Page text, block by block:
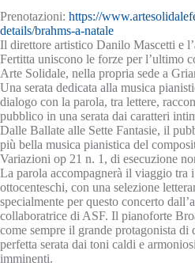
Prenotazioni: https://
details/brahms-a-natale
Il direttore artistico Danilo Mascetti e
Fertitta uniscono le forze per l’ultimo
Arte Solidale, nella propria sede a
Una serata dedicata alla musica
dialogo con la parola, tra lettere,
pubblico in una serata dai caratteri
Dalle Ballate alle Sette Fantasie, il
più bella musica pianistica del
Variazioni op 21 n. 1, di esecuzione
La parola accompagnerà il viaggio tra
ottocenteschi, con una selezione
specialmente per questo concerto
collaboratrice di ASF. Il pianoforte
come sempre il grande protagonista di
perfetta serata dai toni caldi e
imminenti.